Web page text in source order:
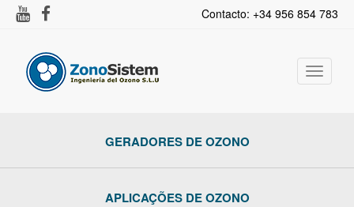
Contacto: +34 956 854 783
Alternar
GERADORES DE OZONO
APLICAÇÕES DE OZONO